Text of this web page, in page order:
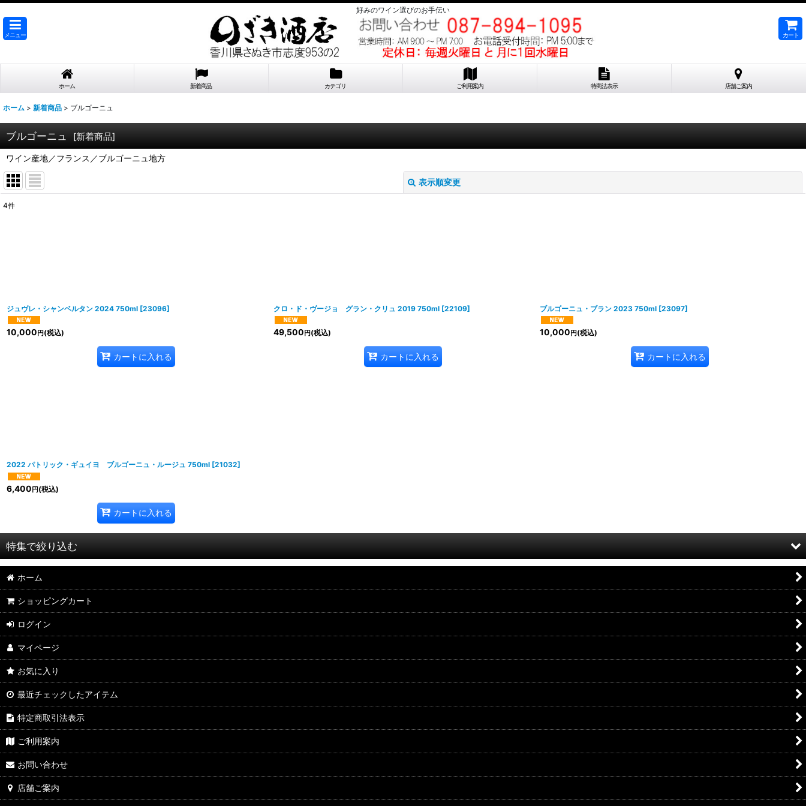
好みのワイン選びのお手伝い
メニュー カート
ホーム 新着商品 カテゴリ ご利用案内 特商法表示 店舗ご案内
ホーム > 新着商品 > ブルゴーニュ
ブルゴーニュ [新着商品]
ワイン産地／フランス／ブルゴーニュ地方
表示順変更
絞り込む
4件
ジュヴレ・シャンベルタン 2024 750ml [23096]
10,000 円 (税込)
カートに入れる
クロ・ド・ヴージョ グラン・クリュ 2019 750ml [22109]
49,500 円(税込)
カートに入れる
ブルゴーニュ・ブラン 2023 750ml [23097]
10,000 円 (税込)
カートに入れる
2022 パトリック・ギュイヨ ブルゴーニュ・ルージュ 750ml [21032]
6,400 円 (税込)
カートに入れる
特集で絞り込む
2026年8月DMワイン
2026年7月DMワイン
2026年6月DMワイン
2026年4月DMワイン
2026年3月DMワイン
2026年1月DMワイン
2025年12月DMワイン
ホーム
ショッピングカート
ログイン
マイページ
お気に入り
最近チェックしたアイテム
特定商取引法表示
ご利用案内
お問い合わせ
店舗ご案内